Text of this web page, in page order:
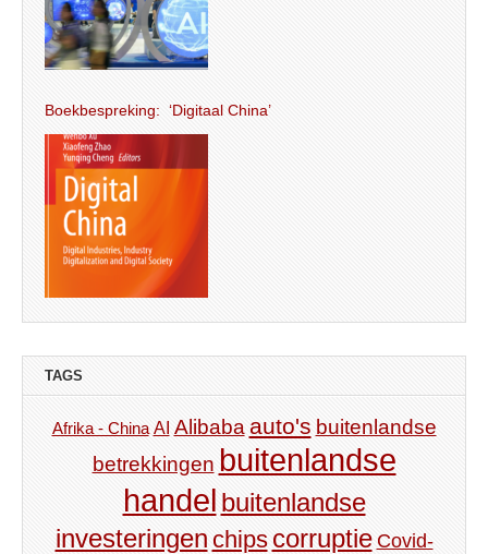
Boekbespreking: ‘Digitaal China’
TAGS
Afrika - China AI Alibaba auto's buitenlandse
betrekkingen buitenlandse
handel buitenlandse
investeringen chips corruptie Covid-